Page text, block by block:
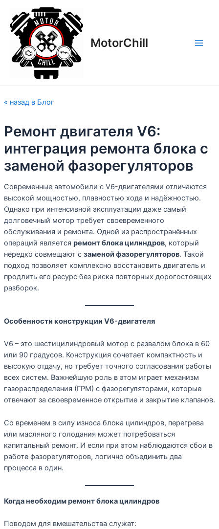
содержимому
MotorСhill
« назад в Блог
Ремонт двигателя V6:
интеграция ремонта блока с
заменой фазорегуляторов
Современные автомобили с V6-двигателями отличаются
высокой мощностью, плавностью хода и надёжностью.
Однако при интенсивной эксплуатации даже самый
долговечный мотор требует своевременного
обслуживания и ремонта. Одной из распространённых
операций является ремонт блока цилиндров, который
нередко совмещают с заменой фазорегуляторов. Такой
подход позволяет комплексно восстановить двигатель и
продлить его ресурс без риска повторных дорогостоящих
разборок.
Особенности конструкции V6-двигателя
V6 – это шестицилиндровый мотор с развалом блока в 60
или 90 градусов. Конструкция сочетает компактность и
высокую отдачу, но требует точного согласования работы
всех систем. Важнейшую роль в этом играет механизм
газораспределения (ГРМ) с фазорегуляторами, которые
отвечают за своевременное открытие и закрытие клапанов.
Со временем в силу износа блока цилиндров, перегрева
или масляного голодания может потребоваться
капитальный ремонт. И если при этом наблюдаются сбои в
работе фазорегуляторов, логично объединить два
процесса в один.
Когда необходим ремонт блока цилиндров
Поводом для вмешательства служат:
по
записям